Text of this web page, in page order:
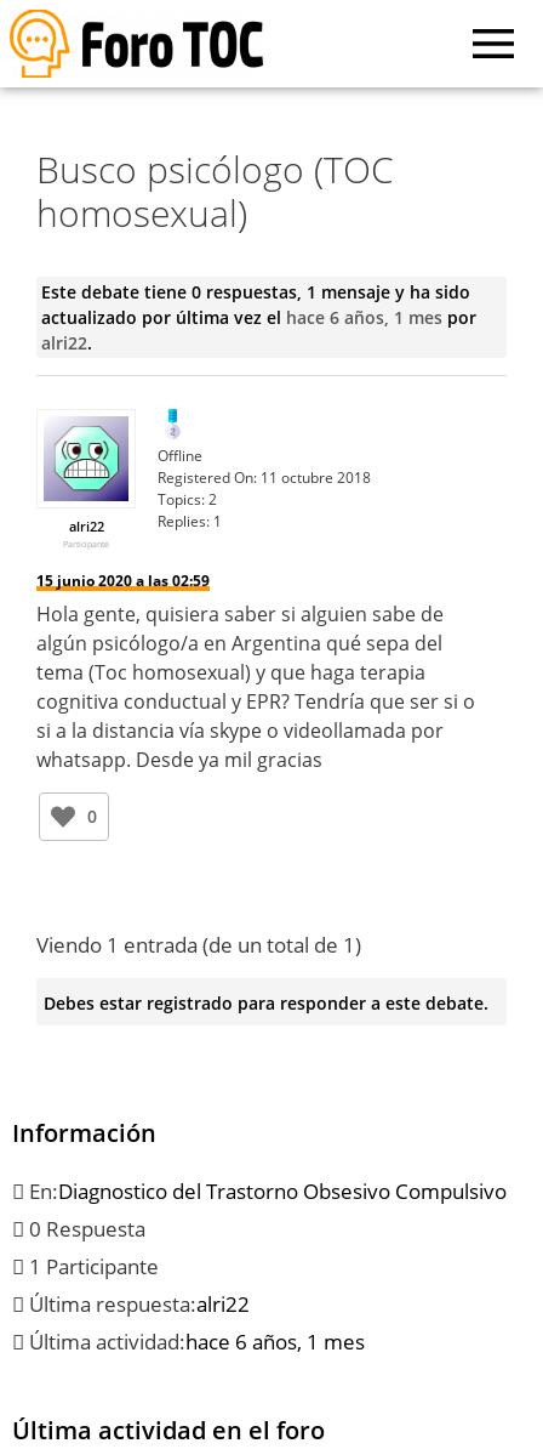
Busco psicólogo (TOC
homosexual)
Este debate tiene 0 respuestas, 1 mensaje y ha sido
actualizado por última vez el hace 6 años, 1 mespor
alri22.
alri22
Participante
Offline
Registered On: 11 octubre 2018
Topics:2
Replies: 1
15 junio 2020 a las 02:59
Hola gente, quisiera saber si alguien sabe de
algún psicólogo/a en Argentina qué sepa del
tema (Toc homosexual) y que haga terapia
cognitiva conductual y EPR? Tendría que ser si o
si a la distancia vía skype o videollamada por
whatsapp. Desde ya mil gracias
0
Viendo 1 entrada (de un total de 1)
Debes estar registrado para responder a este debate.
Información
En:Diagnostico del Trastorno Obsesivo Compulsivo
0 Respuesta
1 Participante
Última respuesta:alri22
Última actividad:hace 6 años, 1 mes
Última actividad en el foro